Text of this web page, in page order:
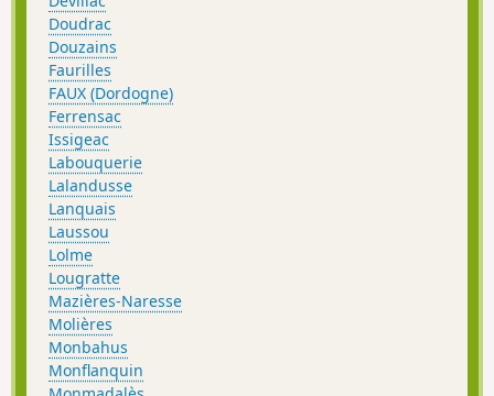
Doudrac
Douzains
Faurilles
FAUX (Dordogne)
Ferrensac
Issigeac
Labouquerie
Lalandusse
Lanquais
Laussou
Lolme
Lougratte
Mazières-Naresse
Molières
Monbahus
Monflanquin